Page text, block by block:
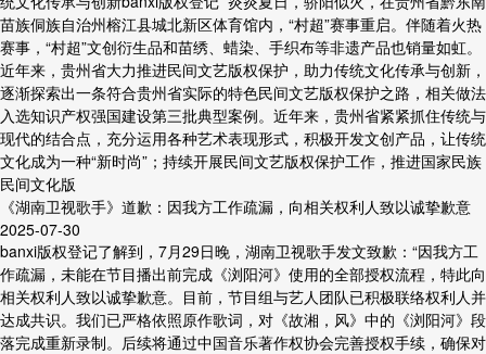
苗族侗族自治州榕江县城北新区体育馆内，“村超”赛事重启。伴随着火热
赛事，“村超”文创衍生品和苗绣、蜡染、手织布等非遗产品也销量如虹。
近年来，贵州省大力推进民间文艺版权保护，助力传统文化传承与创新，
逐渐探索出一条符合贵州省实际的特色民间文艺版权保护之路，相关做法
入选知识产权强国建设第三批典型案例。近年来，贵州省紧紧抓住传统与
现代的结合点，充分运用各种艺术表现形式，积极开发文创产品，让传统
文化成为一种“新时尚”；持续开展民间文艺版权保护工作，推进国家民族
民间文化版
《湖南卫视歌手》道歉：因我方工作疏漏，向相关权利人致以诚挚歉意
2025-07-30
banxi版权登记了解到，7月29日晚，湖南卫视歌手发文致歉：“因我方工
作疏漏，未能在节目播出前完成《浏阳河》使用的全部授权流程，特此向
相关权利人致以诚挚歉意。目前，节目组与艺人团队已积极联络权利人并
达成共识。我们已严格依照原作歌词，对《故湘，风》中的《浏阳河》段
落完成重新录制。后续将通过中国音乐著作权协会完善授权手续，确保对